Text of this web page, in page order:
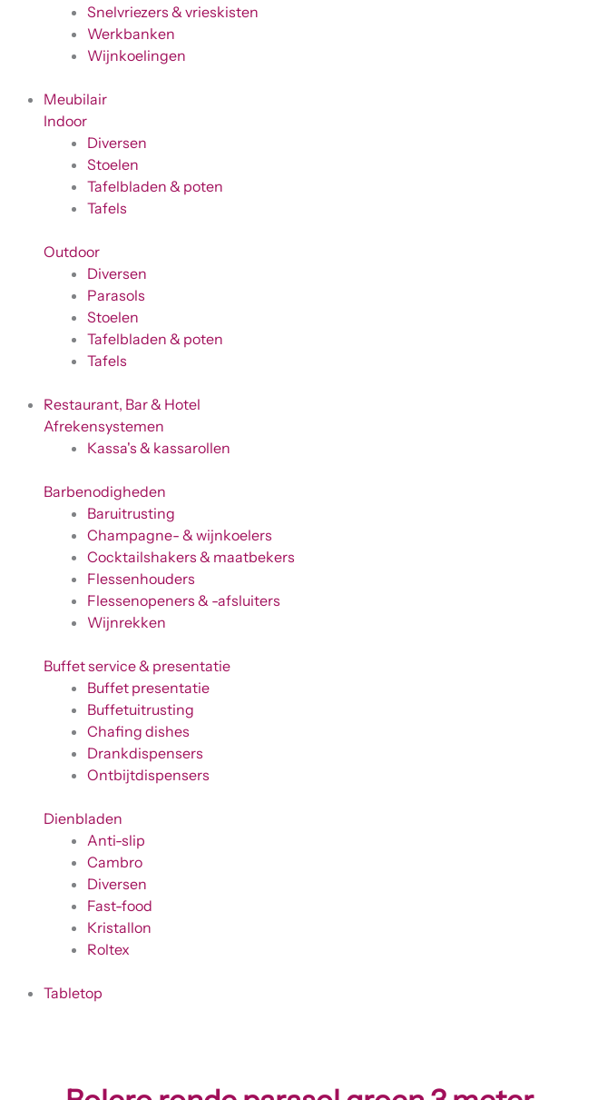
Snelvriezers & vrieskisten
Werkbanken
Wijnkoelingen
Meubilair
Indoor
Diversen
Stoelen
Tafelbladen & poten
Tafels
Outdoor
Diversen
Parasols
Stoelen
Tafelbladen & poten
Tafels
Restaurant, Bar & Hotel
Afrekensystemen
Kassa's & kassarollen
Barbenodigheden
Baruitrusting
Champagne- & wijnkoelers
Cocktailshakers & maatbekers
Flessenhouders
Flessenopeners & -afsluiters
Wijnrekken
Buffet service & presentatie
Buffet presentatie
Buffetuitrusting
Chafing dishes
Drankdispensers
Ontbijtdispensers
Dienbladen
Anti-slip
Cambro
Diversen
Fast-food
Kristallon
Roltex
Tabletop